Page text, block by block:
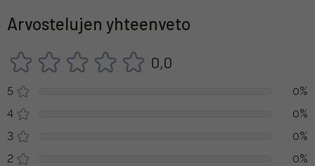
Arvostelujen yhteenveto
0,0
5
0%
4
0%
3
0%
2
0%